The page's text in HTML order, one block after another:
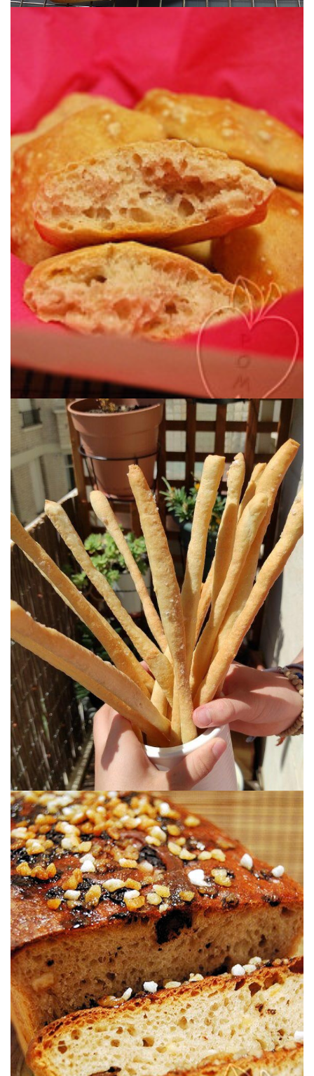
PANECILLOS DANESES DE ESPELTA
SIN AMASAR & SIN COMPLICACIONES
Un pan sin amasado y sin esfuerzo, calentitos para del desayuno.
GRISSINI
#CONLASMANOSENLAMASA
¡Que no falten!
PAN DE MOLDE DE ESPELTA,
CHOCOLATE Y NARANJA CONFITADA
(CON MASA MADRE)
Un pan de molde con masa madre donde el chocolate va
acompañada por trocitos de naranja confitada. Casi un bizcocho…